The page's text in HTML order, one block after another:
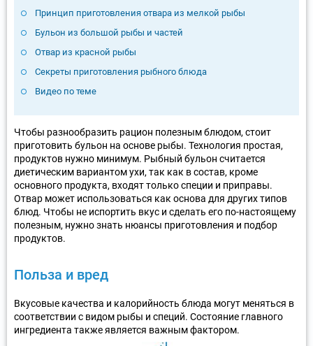
Принцип приготовления отвара из мелкой рыбы
Бульон из большой рыбы и частей
Отвар из красной рыбы
Секреты приготовления рыбного блюда
Видео по теме
Чтобы разнообразить рацион полезным блюдом, стоит
приготовить бульон на основе рыбы. Технология простая,
продуктов нужно минимум. Рыбный бульон считается
диетическим вариантом ухи, так как в состав, кроме
основного продукта, входят только специи и приправы.
Отвар может использоваться как основа для других типов
блюд. Чтобы не испортить вкус и сделать его по-настоящему
полезным, нужно знать нюансы приготовления и подбор
продуктов.
Польза и вред
Вкусовые качества и калорийность блюда могут меняться в
соответствии с видом рыбы и специй. Состояние главного
ингредиента также является важным фактором.